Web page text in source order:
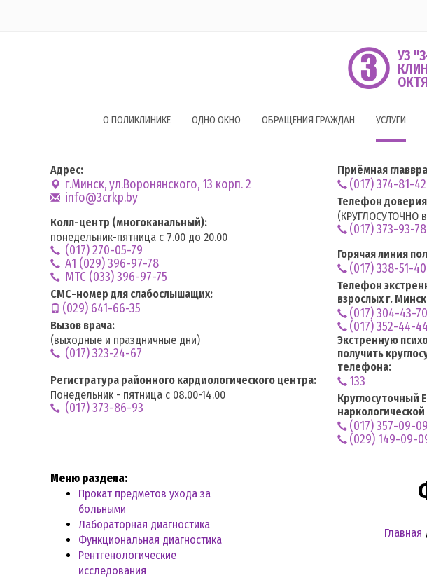
УЗ
О ПОЛИКЛИНИКЕ ОДНО ОКНО ОБРАЩЕНИЯ ГРАЖДАН УСЛУГИ
Адрес:
г.Минск, ул.Воронянского, 13 корп. 2
info@3crkp.by
Колл-центр (многоканальный):
понедельник-пятница с 7.00 до 20.00
(017) 270-05-79
А1 (029) 396-97-78
MTC (033) 396-97-75
СМС-номер для слабослышащих:
(029) 641-66-35
Вызов врача:
(выходные и праздничные дни)
(017) 323-24-67
Регистратура районного кардиологического центра:
Понедельник - пятница с 08.00-14.00
(017) 373-86-93
Приёмная
(017) 374-81-42
Телефон доверия
(КРУГЛОСУТОЧНО
(017) 373-93-78
Горячая линия
(017) 338-51-40
Телефон
взрослых г.
(017) 304-43-70
(017) 352-44-44
Экстренную
получить
телефона:
133
(017) 357-09-09
(029) 149-09-
Главная
Меню раздела:
Прокат предметов ухода за
больными
Лабораторная диагностика
Функциональная диагностика
Рентгенологические
исследования